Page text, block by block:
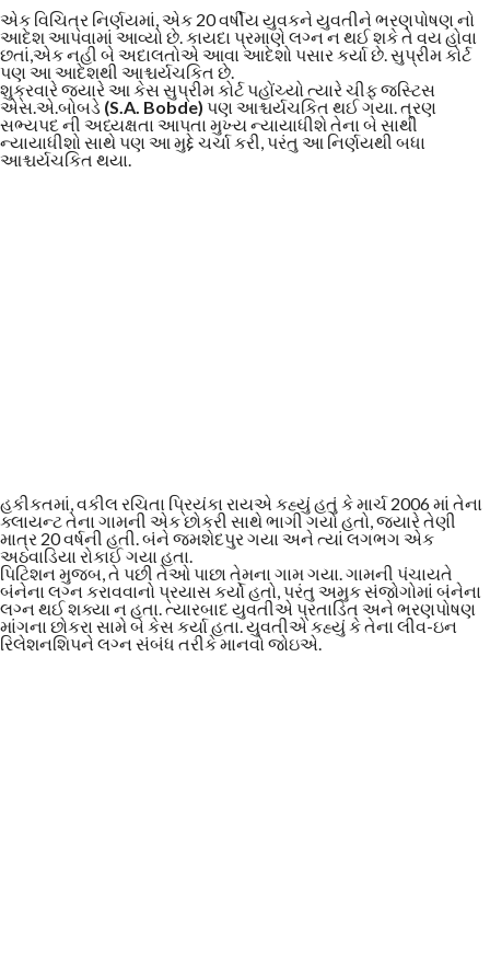
એક વિચિત્ર નિર્ણયમાં, એક 20 વર્ષીય યુવકને યુવતીને ભરણપોષણ નો
આદેશ આપવામાં આવ્યો છે. કાયદા પ્રમાણે લગ્ન ન થઈ શકે તે વય હોવા
છતાં,એક નહી બે અદાલતોએ આવા આદેશો પસાર કર્યા છે. સુપ્રીમ કોર્ટ
પણ આ આદેશથી આશ્ચર્યચકિત છે.
શુક્રવારે જ્યારે આ કેસ સુપ્રીમ કોર્ટ પહોંચ્યો ત્યારે ચીફ જસ્ટિસ
એસ.એ.બોબડે (S.A. Bobde) પણ આશ્ચર્યચકિત થઈ ગયા. ત્રણ
સભ્યપદ ની અધ્યક્ષતા આપતા મુખ્ય ન્યાયાધીશે તેના બે સાથી
ન્યાયાધીશો સાથે પણ આ મુદ્દે ચર્ચા કરી, પરંતુ આ નિર્ણયથી બધા
આશ્ચર્યચકિત થયા.
હકીકતમાં, વકીલ રચિતા પ્રિયંકા રાયએ કહ્યું હતું કે માર્ચ 2006 માં તેના
ક્લાયન્ટ તેના ગામની એક છોકરી સાથે ભાગી ગયો હતો, જ્યારે તેણી
માત્ર 20 વર્ષની હતી. બંને જમશેદપુર ગયા અને ત્યાં લગભગ એક
અઠવાડિયા રોકાઈ ગયા હતા.
પિટિશન મુજબ, તે પછી તેઓ પાછા તેમના ગામ ગયા. ગામની પંચાયતે
બંનેના લગ્ન કરાવવાનો પ્રયાસ કર્યો હતો, પરંતુ અમુક સંજોગોમાં બંનેના
લગ્ન થઈ શક્યા ન હતા. ત્યારબાદ યુવતીએ પ્રતાડિત અને ભરણપોષણ
માંગના છોકરા સામે બે કેસ કર્યા હતા. યુવતીએ કહ્યું કે તેના લીવ-ઇન
રિલેશનશિપને લગ્ન સંબંધ તરીકે માનવો જોઇએ.